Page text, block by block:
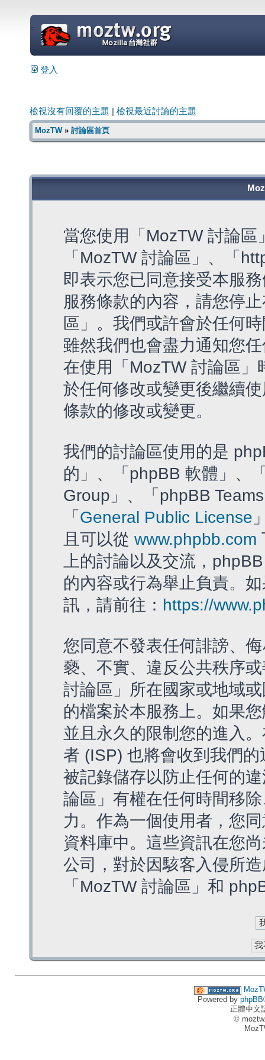
=
登入
檢視沒有回覆的主題 檢視最近討論的主題
MozTW» 討論區首頁
當您使用「MozTW 討論
「MozTW 討論區」、「
即表示您已同意接受本服
服務條款的內容，請您停
區」。我們或許會於任何
雖然我們也會盡力通知您
在使用「MozTW 討論區
於任何修改或變更後繼續
條款的修改或變更。
我們的討論區使用的是
的」、「phpBB 軟體」、
Group」、「phpBB
「 General Public License
且可以從 www.phpbb.com
上的討論以及交流，
的內容或行為舉止負責。
訊，請前往： https://
您同意不發表任何誹謗、
褻、不實、違反公共秩序
討論區」所在國家或地域
的檔案於本服務上。如果
並且永久的限制您的進入
者 (ISP) 也將會收到我們
被記錄儲存以防止任何的
論區」有權在任何時間移
力。作為一個使用者，您
資料庫中。這些資訊在您
公司，對於因駭客入侵所
「MozTW 討論區」和
Powered by phpBB
正體中文
©